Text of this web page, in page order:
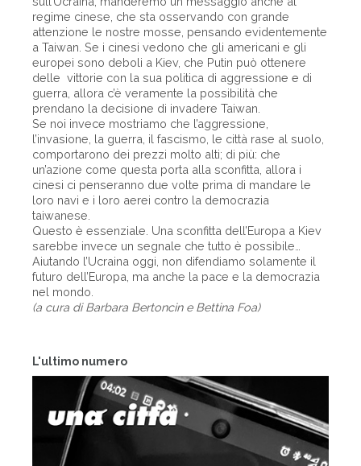
L'ultimo numero
regime cinese, che sta osservando con grande
attenzione le nostre mosse, pensando evidentemente
a Taiwan. Se i cinesi vedono che gli americani e gli
europei sono deboli a Kiev, che Putin può ottenere
delle vittorie con la sua politica di aggressione e di
guerra, allora c’è veramente la possibilità che
prendano la decisione di invadere Taiwan.
Se noi invece mostriamo che l’aggressione,
l’invasione, la guerra, il fascismo, le città rase al suolo,
comportarono dei prezzi molto alti; di più: che
un’azione come questa porta alla sconfitta, allora i
cinesi ci penseranno due volte prima di mandare le
loro navi e i loro aerei contro la democrazia
taiwanese.
Questo è essenziale. Una sconfitta dell’Europa a Kiev
sarebbe invece un segnale che tutto è possibile…
Aiutando l’Ucraina oggi, non difendiamo solamente il
futuro dell’Europa, ma anche la pace e la democrazia
nel mondo.
(a cura di Barbara Bertoncin e Bettina Foa)